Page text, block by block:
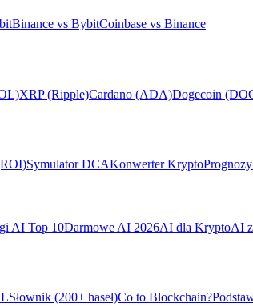
Binance vs BybitCoinbase vs Binance
XRP (Ripple)Cardano (ADA)Dogecoin
Symulator DCAKonwerter Krypto
AI Top 10Darmowe AI 2026AI dla KryptoAI
Słownik (200+ haseł)Co to Blockchain?